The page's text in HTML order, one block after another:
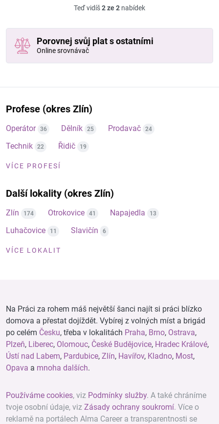
Teď vidíš2 ze 2 nabídek
Porovnej svůj plat s ostatními
Online srovnávač
Profese (okres Zlín)
Operátor 36 Dělník 25 Prodavač 24
Technik 22 Řidič 19
VÍCE PROFESÍ
Další lokality (okres Zlín)
Zlín 174 Otrokovice 41 Napajedla 13
Luhačovice 11 Slavičín 6
VÍCE LOKALIT
Na Práci za rohem máš největší šanci najít si práci blízko
domova a přestat dojíždět. Vybírej z volných míst a brigád
po celém Česku, třeba v lokalitách Praha, Brno, Ostrava,
Plzeň, Liberec, Olomouc, České Budějovice, Hradec Králové,
Ústí nad Labem, Pardubice, Zlín, Havířov, Kladno, Most,
Opava a mnoha dalších.
Používáme cookies, viz Podmínky služby. A také chráníme
tvoje osobní údaje, viz Zásady ochrany soukromí. Více o
reklamě na portálech Alma Career a transparentnosti se